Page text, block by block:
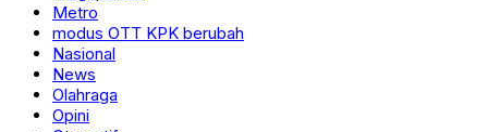
Metro
modus OTT KPK berubah
Nasional
News
Olahraga
Opini